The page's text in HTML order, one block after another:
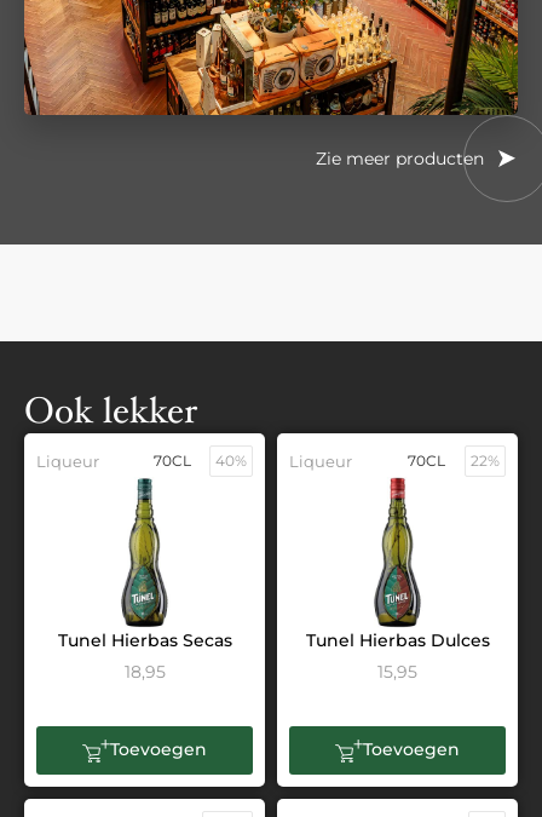
Zie meer producten
Ook lekker
Liqueur 70CL 40%
Tunel Hierbas Secas
18,95
Toevoegen
Liqueur 70CL 22%
Tunel Hierbas Dulces
15,95
Toevoegen